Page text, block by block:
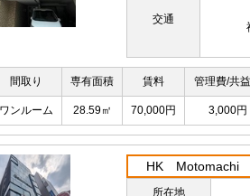
交通
間取り 専有面積 賃料 管理費/共
ワンルーム 28.59㎡ 70,000円 3,000円
HK Motomachi
所在地